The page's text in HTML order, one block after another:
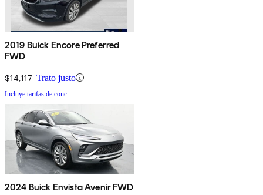
2019 Buick Encore Preferred
FWD
$14,117 Trato justo
Incluye tarifas de conc.
2024 Buick Envista Avenir FWD